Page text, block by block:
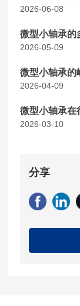
详解
2026-06-08
微型小轴承的
2026-05-09
微型小轴承的
2026-04-09
微型小轴承在
2026-03-10
分享